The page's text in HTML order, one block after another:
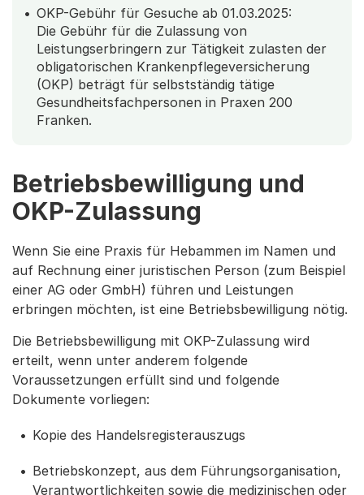
OKP-Gebühr für Gesuche ab 01.03.2025:
Die Gebühr für die Zulassung von
Leistungserbringern zur Tätigkeit zulasten der
obligatorischen Krankenpflegeversicherung
(OKP) beträgt für selbstständig tätige
Gesundheitsfachpersonen in Praxen 200
Franken.
Betriebsbewilligung und
OKP-Zulassung
Wenn Sie eine Praxis für Hebammen im Namen und
auf Rechnung einer juristischen Person (zum Beispiel
einer AG oder GmbH) führen und Leistungen
erbringen möchten, ist eine Betriebsbewilligung nötig.
Die Betriebsbewilligung mit OKP-Zulassung wird
erteilt, wenn unter anderem folgende
Voraussetzungen erfüllt sind und folgende
Dokumente vorliegen:
Kopie des Handelsregisterauszugs
Betriebskonzept, aus dem Führungsorganisation,
Verantwortlichkeiten sowie die medizinischen oder